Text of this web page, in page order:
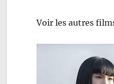
Voir les autres